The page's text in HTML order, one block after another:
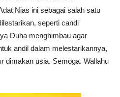
Nias ini sebagai salah satu
seperti candi
Duha menghimbau agar
andil dalam melestarikannya,
dimakan usia. Semoga. Wallahu